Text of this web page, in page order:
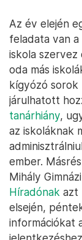
Az év elején
feladata van a
iskola
oda más
kígyózó sorok
járulhatott
tanárhiány,
az iskoláknak
ember.
Mihály
Híradónak azt
elsején,
információkat